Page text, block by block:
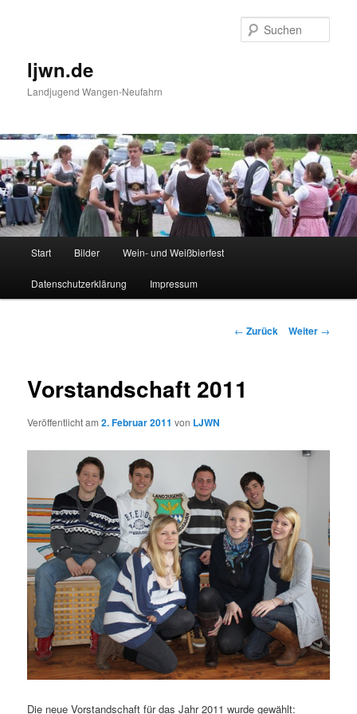
ljwn.de
Landjugend Wangen-Neufahrn
Start Bilder Wein- und Weißbierfest
Datenschutzerklärung Impressum
Beitragsnavigation
← Zurück Weiter →
Vorstandschaft 2011
Veröffentlicht am2. Februar 2011 von LJWN
Die neue Vorstandschaft für das Jahr 2011 wurde gewählt: